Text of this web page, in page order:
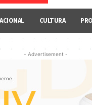
CULTURA
- Advertisement -